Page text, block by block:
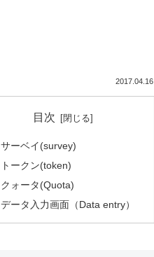
2017.04.16
目次
サーベイ(survey)
トークン(token)
クォータ(Quota)
データ入力画面（Data entry）